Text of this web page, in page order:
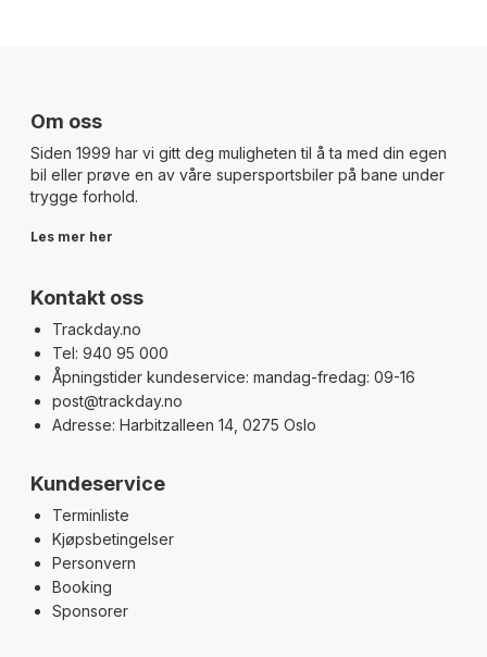
Om oss
Siden 1999 har vi gitt deg muligheten til å ta med din egen
bil eller prøve en av våre supersportsbiler på bane under
trygge forhold.
Les mer her
Kontakt oss
Trackday.no
Tel: 940 95 000
Åpningstider kundeservice: mandag-fredag: 09-16
post@trackday.no
Adresse: Harbitzalleen 14, 0275 Oslo
Kundeservice
Terminliste
Kjøpsbetingelser
Personvern
Booking
Sponsorer